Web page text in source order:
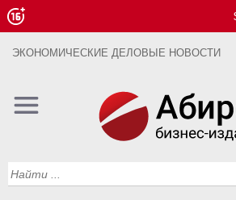
ЭКОНОМИЧЕСКИЕ ДЕЛОВЫЕ НОВОСТИ